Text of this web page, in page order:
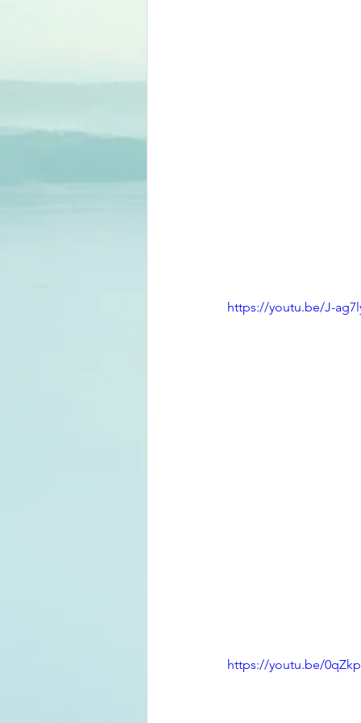
https://youtu.be/J-
https://youtu.be/